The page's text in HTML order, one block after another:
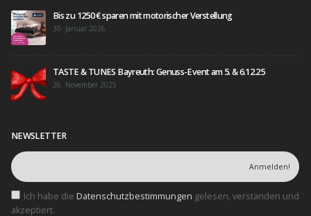
Bis zu 1250 € sparen mit motorischer Verstellung
30. Januar 2026
TASTE & TUNES Bayreuth: Genuss-Event am 5. & 6.12.25
26. November 2025
NEWSLETTER
Ich habe die Datenschutzbestimmungen gelesen, verstanden und
akzeptiert.